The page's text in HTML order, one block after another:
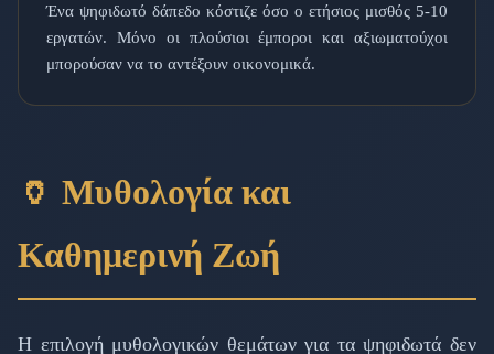
Ένα ψηφιδωτό δάπεδο κόστιζε όσο ο ετήσιος μισθός 5-10
εργατών. Μόνο οι πλούσιοι έμποροι και αξιωματούχοι
μπορούσαν να το αντέξουν οικονομικά.
🏺 Μυθολογία και
Καθημερινή Ζωή
Η επιλογή μυθολογικών θεμάτων για τα ψηφιδωτά δεν